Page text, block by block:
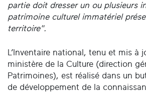
partie doit dresser un ou plusieurs
patrimoine culturel immatériel
territoire".
L’Inventaire national, tenu et mis à
ministère de la Culture (direction
Patrimoines), est réalisé dans un
de développement de la